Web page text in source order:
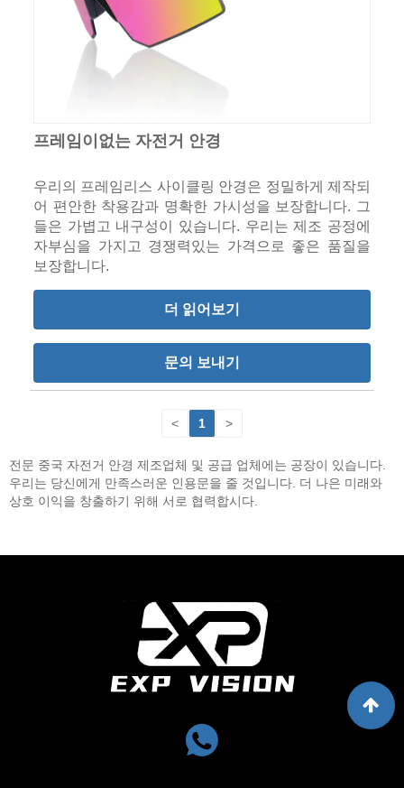
프레임이없는 자전거 안경
우리의 프레임리스 사이클링 안경은 정밀하게 제작되
어 편안한 착용감과 명확한 가시성을 보장합니다. 그
들은 가볍고 내구성이 있습니다. 우리는 제조 공정에
자부심을 가지고 경쟁력있는 가격으로 좋은 품질을
보장합니다.
더 읽어보기
문의 보내기
< 1 >
전문 중국 자전거 안경 제조업체 및 공급 업체에는 공장이 있습니다.
우리는 당신에게 만족스러운 인용문을 줄 것입니다. 더 나은 미래와
상호 이익을 창출하기 위해 서로 협력합시다.